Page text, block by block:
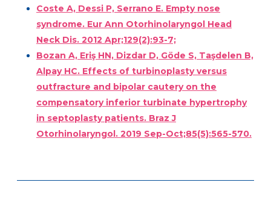
Coste A, Dessi P, Serrano E. Empty nose
syndrome. Eur Ann Otorhinolaryngol Head
Neck Dis. 2012 Apr;129(2):93-7;
Bozan A, Eriş HN, Dizdar D, Göde S, Taşdelen B,
Alpay HC. Effects of turbinoplasty versus
outfracture and bipolar cautery on the
compensatory inferior turbinate hypertrophy
in septoplasty patients. Braz J
Otorhinolaryngol. 2019 Sep-Oct;85(5):565-570.